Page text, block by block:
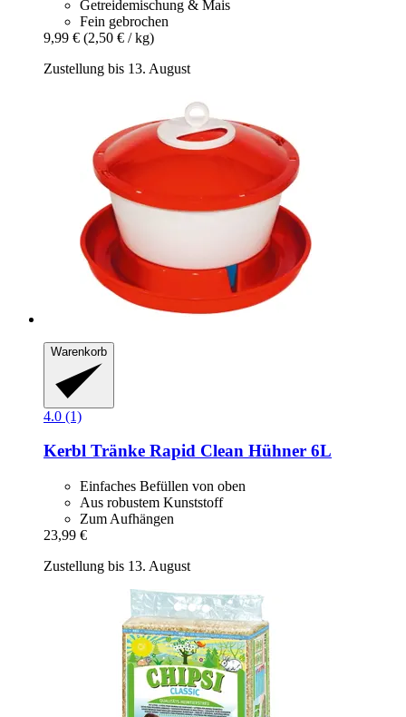
Getreidemischung & Mais
Fein gebrochen
9,99 € (2,50 € / kg)
Zustellung bis 13. August
Warenkorb
4.0 (1)
Kerbl Tränke Rapid Clean Hühner 6L
Einfaches Befüllen von oben
Aus robustem Kunststoff
Zum Aufhängen
23,99 €
Zustellung bis 13. August